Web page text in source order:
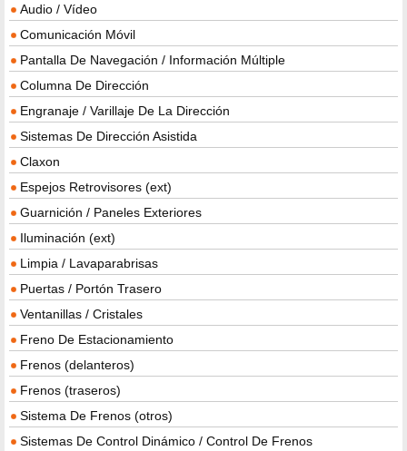
Audio / Vídeo
Comunicación Móvil
Pantalla De Navegación / Información Múltiple
Columna De Dirección
Engranaje / Varillaje De La Dirección
Sistemas De Dirección Asistida
Claxon
Espejos Retrovisores (ext)
Guarnición / Paneles Exteriores
Iluminación (ext)
Limpia / Lavaparabrisas
Puertas / Portón Trasero
Ventanillas / Cristales
Freno De Estacionamiento
Frenos (delanteros)
Frenos (traseros)
Sistema De Frenos (otros)
Sistemas De Control Dinámico / Control De Frenos